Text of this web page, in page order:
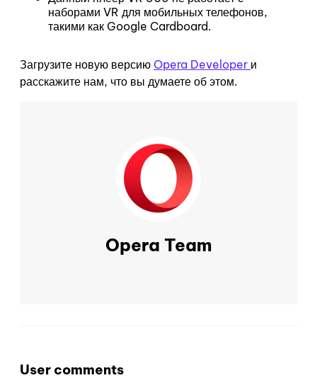
наборами VR для мобильных телефонов,
такими как Google Cardboard.
Загрузите новую версию Opera Developer и
расскажите нам, что вы думаете об этом.
Opera Team
User comments